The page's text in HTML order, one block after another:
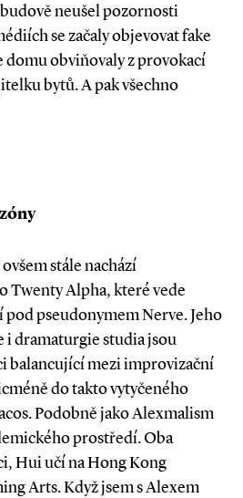
neušel pozornosti
se začaly objevovat fake
domu obviňovaly z provokací
bytů. A pak všechno
stále nachází
Twenty Alpha, které vede
pseudonymem Nerve. Jeho
i dramaturgie studia jsou
balancující mezi improvizační
do takto vytyčeného
Podobně jako Alexma­lism
prostředí. Oba
Hui učí na Hong Kong
Arts. Když jsem s Alexem